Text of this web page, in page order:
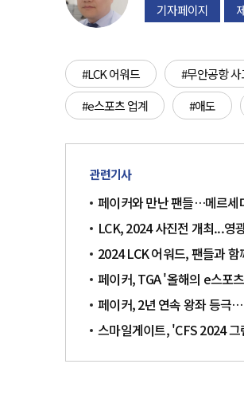
기자페이지
#LCK 어워드 #무안공항 사
#e스포츠 업계
#애도
관련기사
페이커와 만난 팬들…메르세
LCK, 2024 사진전 개최...영
2024 LCK 어워드, 팬들과
페이커, TGA '올해의 e스포
페이커, 2년 연속 왕좌 등극
스마일게이트, 'CFS 2024